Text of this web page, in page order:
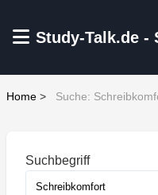
Study-Talk.de -
Home > Suche:
Suchbegriff